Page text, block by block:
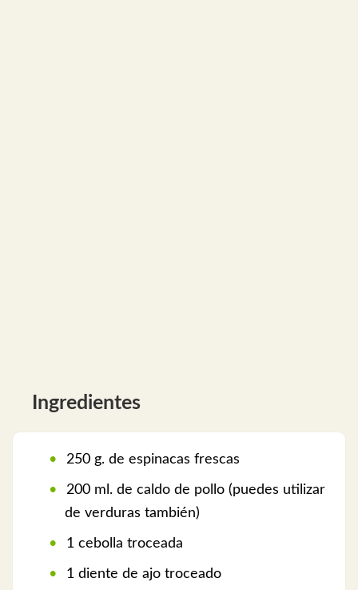
Ingredientes
250 g. de espinacas frescas
200 ml. de caldo de pollo (puedes utilizar
de verduras también)
1 cebolla troceada
1 diente de ajo troceado